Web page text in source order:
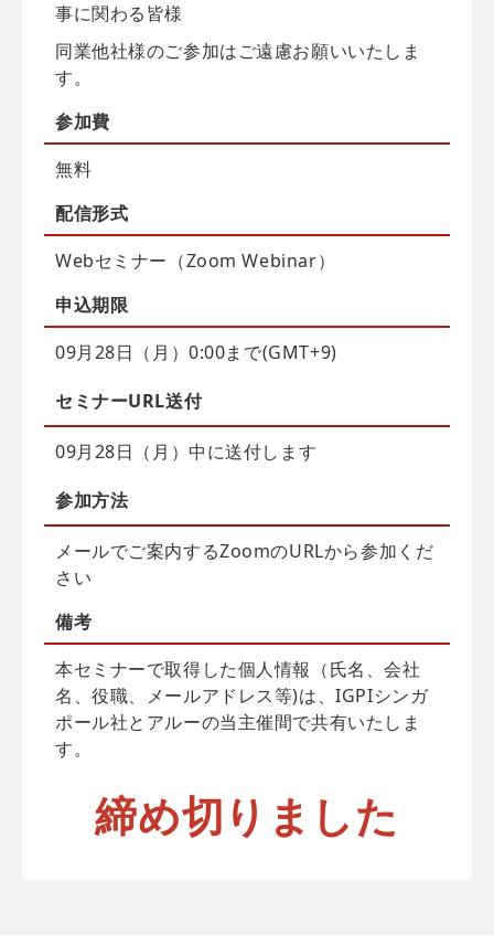
事に関わる皆様
同業他社様のご参加はご遠慮お願いいたしま
す。
参加費
無料
配信形式
Webセミナー（Zoom Webinar）
申込期限
09月28日（月）0:00まで(GMT+9)
セミナーURL送付
09月28日（月）中に送付します
参加方法
メールでご案内するZoomのURLから参加くだ
さい
備考
本セミナーで取得した個人情報（氏名、会社
名、役職、メールアドレス等)は、IGPIシンガ
ポール社とアルーの当主催間で共有いたしま
す。
締め切りました